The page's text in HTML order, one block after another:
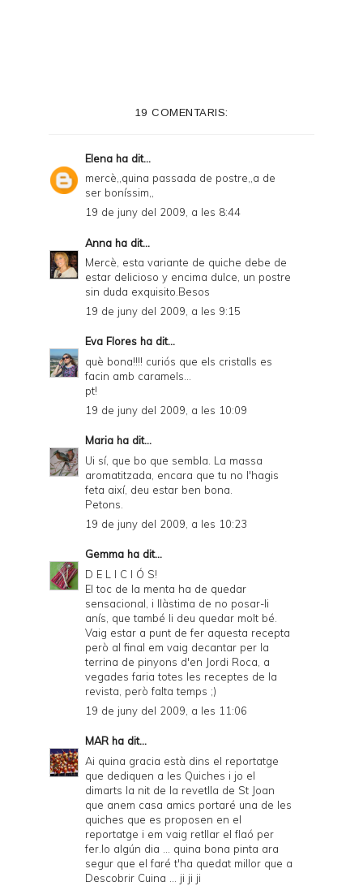
i
e
n
d
l
y
a
n
P
D
F
19 COMENTARIS:
Elena ha dit...
mercè,,quina passada de postre,,a de
ser boníssim,,
19 de juny del 2009, a les 8:44
Anna ha dit...
Mercè, esta variante de quiche debe de
estar delicioso y encima dulce, un postre
sin duda exquisito.Besos
19 de juny del 2009, a les 9:15
Eva Flores ha dit...
què bona!!!! curiós que els cristalls es
facin amb caramels...
pt!
19 de juny del 2009, a les 10:09
Maria ha dit...
Ui sí, que bo que sembla. La massa
aromatitzada, encara que tu no l'hagis
feta així, deu estar ben bona.
Petons.
19 de juny del 2009, a les 10:23
Gemma ha dit...
D E L I C I Ó S!
El toc de la menta ha de quedar
sensacional, i llàstima de no posar-li
anís, que també li deu quedar molt bé.
Vaig estar a punt de fer aquesta recepta
però al final em vaig decantar per la
terrina de pinyons d'en Jordi Roca, a
vegades faria totes les receptes de la
revista, però falta temps ;)
19 de juny del 2009, a les 11:06
MAR ha dit...
Ai quina gracia està dins el reportatge
que dediquen a les Quiches i jo el
dimarts la nit de la revetlla de St Joan
que anem casa amics portaré una de les
quiches que es proposen en el
reportatge i em vaig retllar el flaó per
fer.lo algún dia ... quina bona pinta ara
segur que el faré t'ha quedat millor que a
Descobrir Cuina ... ji ji ji